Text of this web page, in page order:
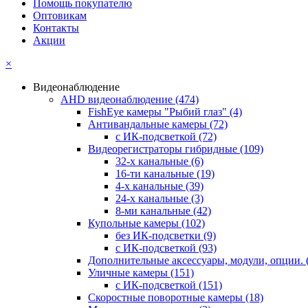
Помощь покупателю
Оптовикам
Контакты
Акции
×
Видеонаблюдение
AHD видеонаблюдение (474)
FishEye камеры "Рыбий глаз" (4)
Антивандальные камеры (72)
с ИК-подсветкой (72)
Видеорегистраторы гибридные (109)
32-х канальные (6)
16-ти канальные (19)
4-х канальные (39)
24-х канальные (3)
8-ми канальные (42)
Купольные камеры (102)
без ИК-подсветки (9)
с ИК-подсветкой (93)
Дополнительные аксессуары, модули, опции.
Уличные камеры (151)
с ИК-подсветкой (151)
Скоростные поворотные камеры (18)